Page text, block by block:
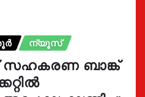
ന്യൂസ്
സഹകരണ ബാങ്ക്